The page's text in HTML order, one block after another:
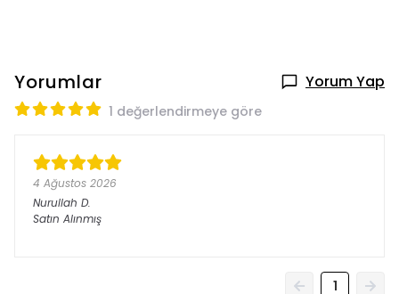
Yorumlar Yorum Yap
1 değerlendirmeye göre
4 Ağustos 2026
Nurullah D.
Satın Alınmış
1